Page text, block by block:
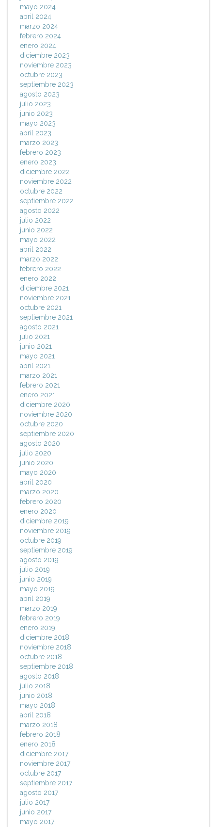
mayo 2024
abril 2024
marzo 2024
febrero 2024
enero 2024
diciembre 2023
noviembre 2023
octubre 2023
septiembre 2023
agosto 2023
julio 2023
junio 2023
mayo 2023
abril 2023
marzo 2023
febrero 2023
enero 2023
diciembre 2022
noviembre 2022
octubre 2022
septiembre 2022
agosto 2022
julio 2022
junio 2022
mayo 2022
abril 2022
marzo 2022
febrero 2022
enero 2022
diciembre 2021
noviembre 2021
octubre 2021
septiembre 2021
agosto 2021
julio 2021
junio 2021
mayo 2021
abril 2021
marzo 2021
febrero 2021
enero 2021
diciembre 2020
noviembre 2020
octubre 2020
septiembre 2020
agosto 2020
julio 2020
junio 2020
mayo 2020
abril 2020
marzo 2020
febrero 2020
enero 2020
diciembre 2019
noviembre 2019
octubre 2019
septiembre 2019
agosto 2019
julio 2019
junio 2019
mayo 2019
abril 2019
marzo 2019
febrero 2019
enero 2019
diciembre 2018
noviembre 2018
octubre 2018
septiembre 2018
agosto 2018
julio 2018
junio 2018
mayo 2018
abril 2018
marzo 2018
febrero 2018
enero 2018
diciembre 2017
noviembre 2017
octubre 2017
septiembre 2017
agosto 2017
julio 2017
junio 2017
mayo 2017